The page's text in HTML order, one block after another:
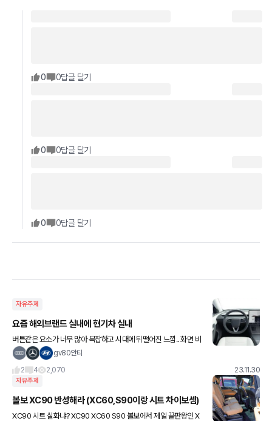
0 0답글 달기
0 0답글 달기
0 0답글 달기
자유주제
요즘 해외브랜드 실내에 현기차 실내
버튼같은 요소가 너무 많아 복잡하고 시대에 뒤떨어진 느낌.. 화면 비
율이 틱톡 유튜브 넷플을 보기에 안좋은 비율임
gv80안티
2
4 2,070 23.11.30
자유주제
볼보 XC90 반성해라 (XC60,S90이랑 시트 차이보셈)
XC90 시트 실화냐? XC90 XC60 S90 볼보에서 제일 끝판왕인 X